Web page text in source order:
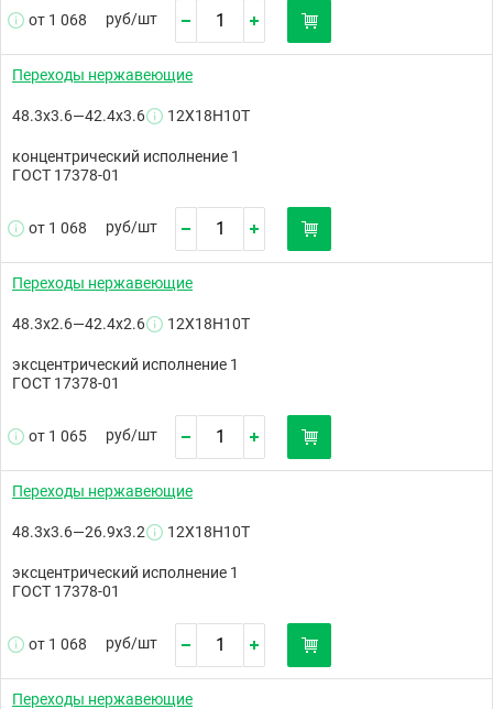
от 1 068 руб/шт
Переходы нержавеющие
48.3х3.6—42.4х3.6 12Х18Н10Т
концентрический исполнение 1
ГОСТ 17378-01
от 1 068 руб/шт
Переходы нержавеющие
48.3х2.6—42.4х2.6 12Х18Н10Т
эксцентрический исполнение 1
ГОСТ 17378-01
от 1 065 руб/шт
Переходы нержавеющие
48.3х3.6—26.9х3.2 12Х18Н10Т
эксцентрический исполнение 1
ГОСТ 17378-01
от 1 068 руб/шт
Переходы нержавеющие